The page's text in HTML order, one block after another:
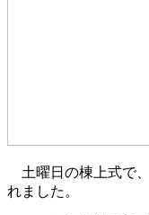
土曜日の棟上式で
れました。